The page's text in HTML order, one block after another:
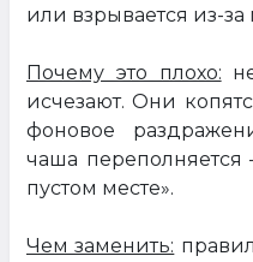
или взрывается из-за
Почему это плохо:
исчезают. Они
фоновое
чаша переполняется
пустом месте».
Чем заменить: